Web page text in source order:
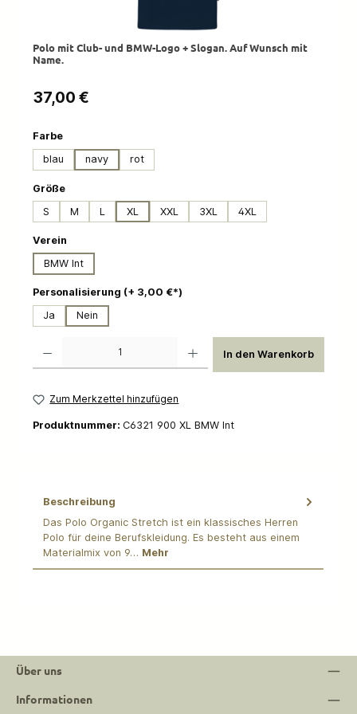
Polo mit Club- und BMW-Logo + Slogan. Auf Wunsch mit
Name.
Regulärer Preis:
37,00 €
Farbeauswählen
blau
navy rot
Größeauswählen
S
M L XL XXL 3XL 4XL
Verein
BMW Int
Personalisierung (+ 3,00 €*)
Ja
Nein
In den Warenkorb
Zum Merkzettel hinzufügen
Produktnummer: C6321 900 XL BMW Int
Beschreibung
Das Polo Organic Stretch ist ein klassisches Herren
Polo für deine Berufskleidung. Es besteht aus einem
Materialmix von 9… Mehr
Über uns
Informationen